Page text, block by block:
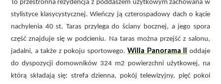
To przestronna rezydencja z poddaszem użytkowym zachowana w
stylistyce klasycystycznej. Wieńczy ją czterospadowy dach o kącie
nachylenia 40 st. Taras przylega do ściany bocznej, a jego spora
część znajduje się w podcieniu. Na taras można przejść z salonu,
jadalni, a także z pokoju sportowego.Willa Panorama II oddaje
do dyspozycji domowników 324 m2 powierzchni użytkowej, na
którą składają się: strefa dzienna, pokój telewizyjny, pięć pokoi